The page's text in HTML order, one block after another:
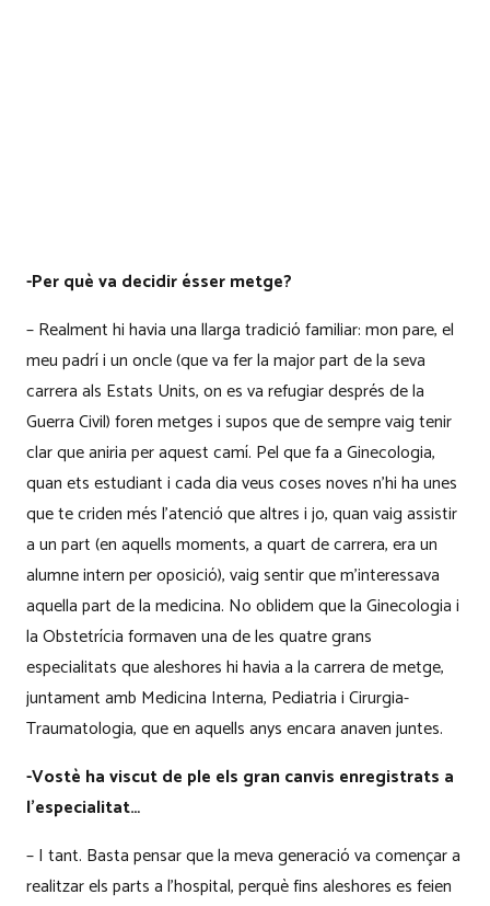
-Per què va decidir ésser metge?
– Realment hi havia una llarga tradició familiar: mon pare, el
meu padrí i un oncle (que va fer la major part de la seva
carrera als Estats Units, on es va refugiar després de la
Guerra Civil) foren metges i supos que de sempre vaig tenir
clar que aniria per aquest camí. Pel que fa a Ginecologia,
quan ets estudiant i cada dia veus coses noves n’hi ha unes
que te criden més l’atenció que altres i jo, quan vaig assistir
a un part (en aquells moments, a quart de carrera, era un
alumne intern per oposició), vaig sentir que m’interessava
aquella part de la medicina. No oblidem que la Ginecologia i
la Obstetrícia formaven una de les quatre grans
especialitats que aleshores hi havia a la carrera de metge,
juntament amb Medicina Interna, Pediatria i Cirurgia-
Traumatologia, que en aquells anys encara anaven juntes.
-Vostè ha viscut de ple els gran canvis enregistrats a
l’especialitat…
– I tant. Basta pensar que la meva generació va començar a
realitzar els parts a l’hospital, perquè fins aleshores es feien